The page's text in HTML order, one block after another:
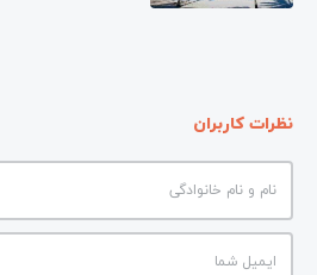
نظرات کاربران